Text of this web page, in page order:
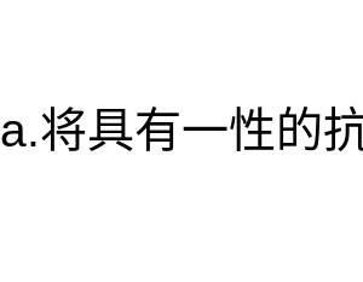
a.将具有一性的